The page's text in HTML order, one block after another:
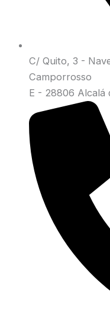
C/ Quito, 3 -
Camporrosso
E - 28806 Alcalá